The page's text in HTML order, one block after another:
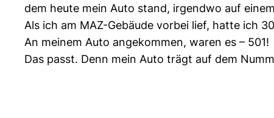
dem heute mein Auto stand, irgendwo auf
Als ich am MAZ-Gebäude vorbei lief, hatte ich
An meinem Auto angekommen, waren es – 501!
Das passt. Denn mein Auto trägt auf dem